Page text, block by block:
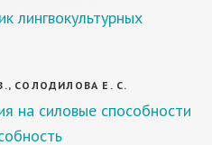
лингвокультурных
СОЛОДИЛОВА Е. С.
на силовые способности